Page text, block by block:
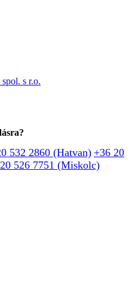
- értékesítési képviselet
532 2860 (Hatvan) +36 20
526 7751 (Miskolc)